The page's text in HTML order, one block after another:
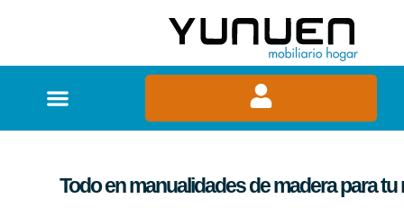
Todo en manualidades de madera para